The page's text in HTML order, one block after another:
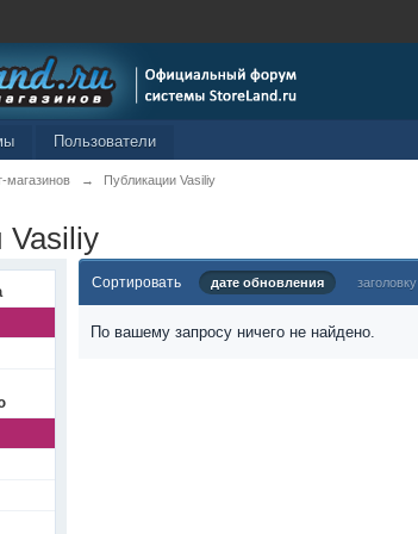
Пользователи
магазинов → Публикации Vasiliy
Vasiliy
Сортировать дате обновления заголовку
По вашему запросу ничего не найдено.